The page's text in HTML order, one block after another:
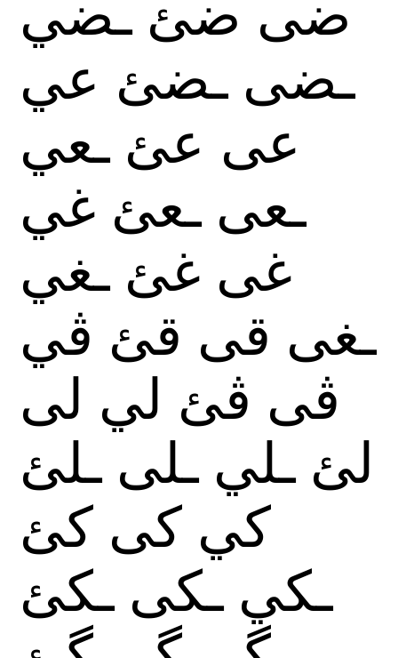
ـضى ـضئ عي
عى عئ ـعي
ـعى ـعئ غي
غى غئ ـغي
ـغى قى قئ ڤي
ڤى ڤئ لي لى
لئ ـلي ـلى ـلئ
كي كى كئ
ـكي ـكى ـكئ